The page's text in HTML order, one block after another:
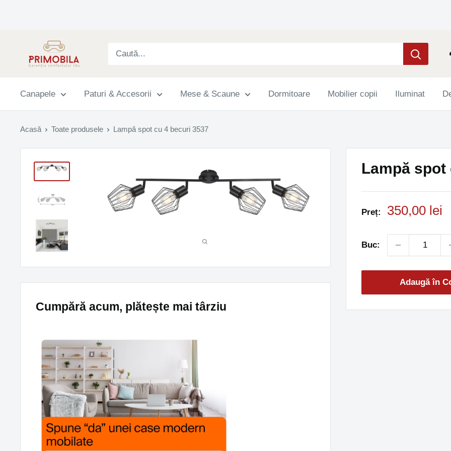
Primobila
Canapele Paturi & Accesorii Mese & Scaune Dormitoare Mobilier copii Iluminat
Acasă Toate produsele Lampă spot cu 4 becuri 3537
Lampă spot
Preț:
Preț
350,00 lei
Buc:
Adaugă în
Cumpără acum, plătește mai târziu